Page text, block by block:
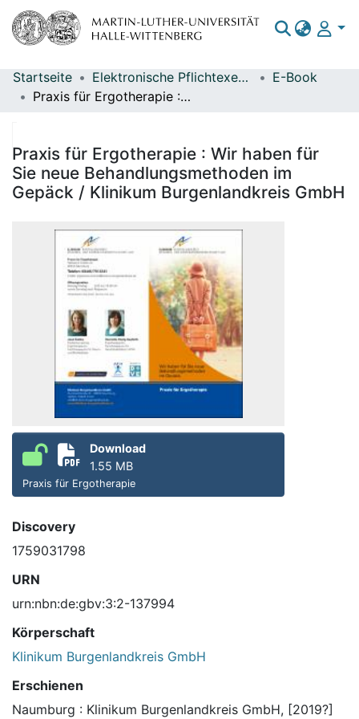
Bereiche & Sammlungen
Statistiken
Startseite Elektronische Pflichtexemplare
E-Book
Praxis für Ergotherapie : Wir haben für Sie neue Behandlungsmethoden im Gepäck / Klinikum Burgenlandkreis GmbH
Praxis für Ergotherapie : Wir haben für
Sie neue Behandlungsmethoden im
Gepäck / Klinikum Burgenlandkreis GmbH
Download
1.55 MB
Praxis für Ergotherapie
Discovery
1759031798
URN
urn:nbn:de:gbv:3:2-137994
Körperschaft
Klinikum Burgenlandkreis GmbH
Erschienen
Naumburg : Klinikum Burgenlandkreis GmbH, [2019?]